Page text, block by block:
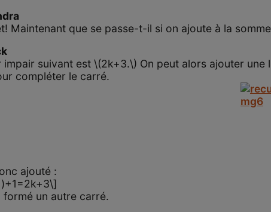
Maintenant que se passe-t-il si on ajoute à la
impair suivant est \(2k+3.\) On peut alors ajouter
compléter le carré.
ajouté :
formé un autre carré.